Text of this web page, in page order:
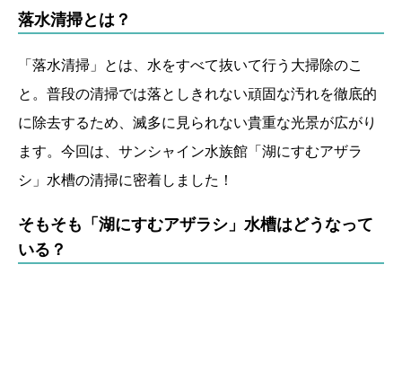
落水清掃とは？
「落水清掃」とは、水をすべて抜いて行う大掃除のこ
と。普段の清掃では落としきれない頑固な汚れを徹底的
に除去するため、滅多に見られない貴重な光景が広がり
ます。今回は、サンシャイン水族館「湖にすむアザラ
シ」水槽の清掃に密着しました！
そもそも「湖にすむアザラシ」水槽はどうなって
いる？